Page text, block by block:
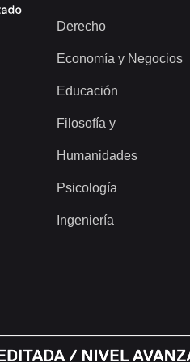
Derecho
Economía y Negocios
Educación
Filosofía y
Humanidades
Psicología
Ingeniería